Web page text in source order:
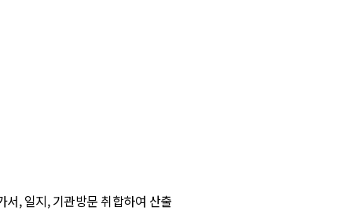
서, 일지, 기관방문 취합하여 산출